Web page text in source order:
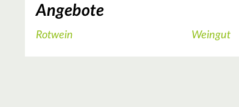
Angebote
Rotwein Weingut